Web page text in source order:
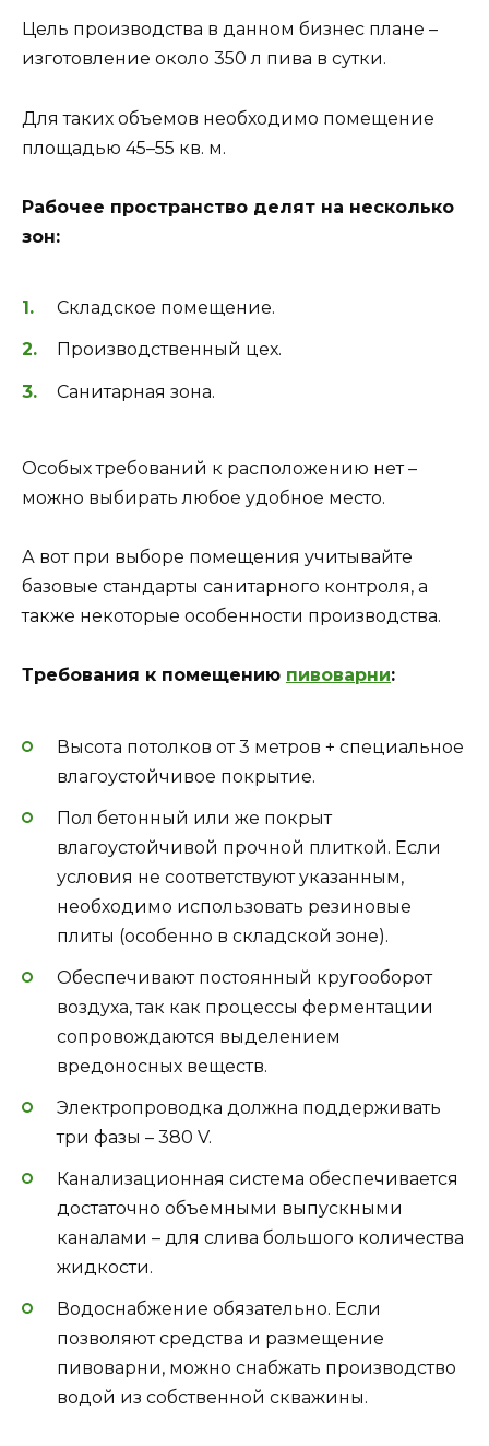
Цель производства в данном бизнес плане –
изготовление около 350 л пива в сутки.
Для таких объемов необходимо помещение
площадью 45–55 кв. м.
Рабочее пространство делят на несколько
зон:
Складское помещение.
Производственный цех.
Санитарная зона.
Особых требований к расположению нет –
можно выбирать любое удобное место.
А вот при выборе помещения учитывайте
базовые стандарты санитарного контроля, а
также некоторые особенности производства.
Требования к помещению пивоварни:
Высота потолков от 3 метров + специальное
влагоустойчивое покрытие.
Пол бетонный или же покрыт
влагоустойчивой прочной плиткой. Если
условия не соответствуют указанным,
необходимо использовать резиновые
плиты (особенно в складской зоне).
Обеспечивают постоянный кругооборот
воздуха, так как процессы ферментации
сопровождаются выделением
вредоносных веществ.
Электропроводка должна поддерживать
три фазы – 380 V.
Канализационная система обеспечивается
достаточно объемными выпускными
каналами – для слива большого количества
жидкости.
Водоснабжение обязательно. Если
позволяют средства и размещение
пивоварни, можно снабжать производство
водой из собственной скважины.